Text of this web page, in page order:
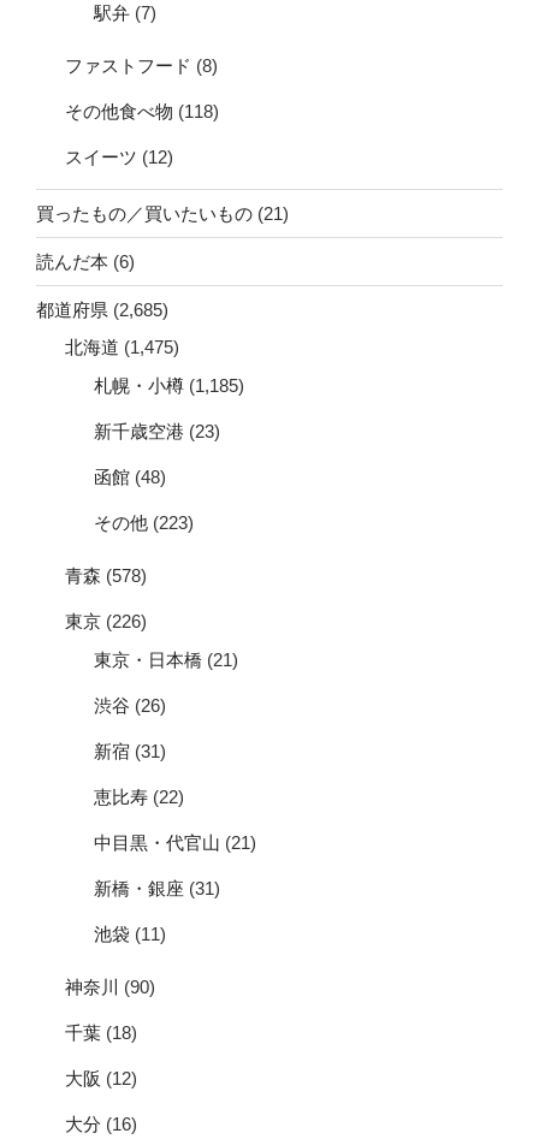
駅弁 (7)
ファストフード (8)
その他食べ物 (118)
スイーツ (12)
買ったもの／買いたいもの (21)
読んだ本 (6)
都道府県 (2,685)
北海道 (1,475)
札幌・小樽 (1,185)
新千歳空港 (23)
函館 (48)
その他 (223)
青森 (578)
東京 (226)
東京・日本橋 (21)
渋谷 (26)
新宿 (31)
恵比寿 (22)
中目黒・代官山 (21)
新橋・銀座 (31)
池袋 (11)
神奈川 (90)
千葉 (18)
大阪 (12)
大分 (16)